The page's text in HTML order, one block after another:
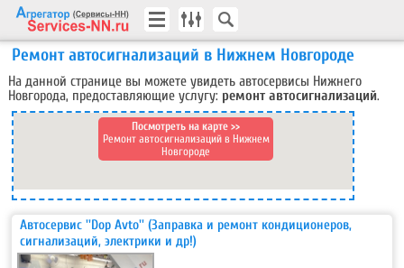
Ремонт автосигнализаций в Нижнем Новгороде
На данной странице вы можете увидеть автосервисы Нижнего
Новгорода, предоставляющие услугу: ремонт автосигнализаций.
Посмотреть на карте >>
Ремонт автосигнализаций в Нижнем
Новгороде
Автосервис ''Dop Avto'' (Заправка и ремонт кондиционеров,
сигнализаций, электрики и др!)